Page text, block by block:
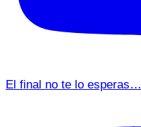
El final no te lo esperas…